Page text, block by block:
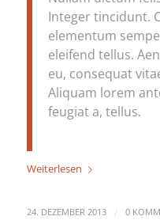
Integer tincidunt.
elementum
eleifend tellus.
eu, consequat
Aliquam lorem
feugiat a, tellus.
Weiterlesen
24. DEZEMBER 2013 / 0